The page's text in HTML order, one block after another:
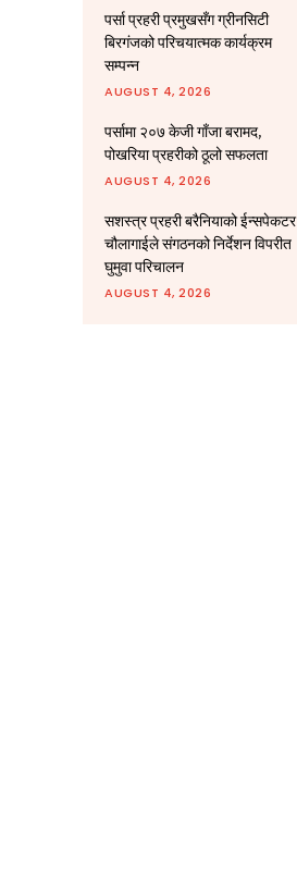
पर्सा प्रहरी प्रमुखसँग ग्रीनसिटी
बिरगंजको परिचयात्मक कार्यक्रम
सम्पन्न
AUGUST 4, 2026
पर्सामा २०७ केजी गाँजा बरामद,
पोखरिया प्रहरीको ठूलो सफलता
AUGUST 4, 2026
सशस्त्र प्रहरी बरैनियाको ईन्सपेकटर
चौलागाईले संगठनको निर्देशन विपरीत
घुमुवा परिचालन
AUGUST 4, 2026